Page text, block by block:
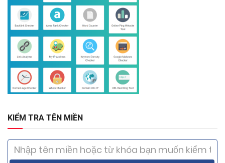
KIỂM TRA TÊN MIỀN